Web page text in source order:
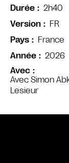
Avec
Avec Simon
Lesieur
Durée
2h40
Version
FR
Pays
France
Année
2026